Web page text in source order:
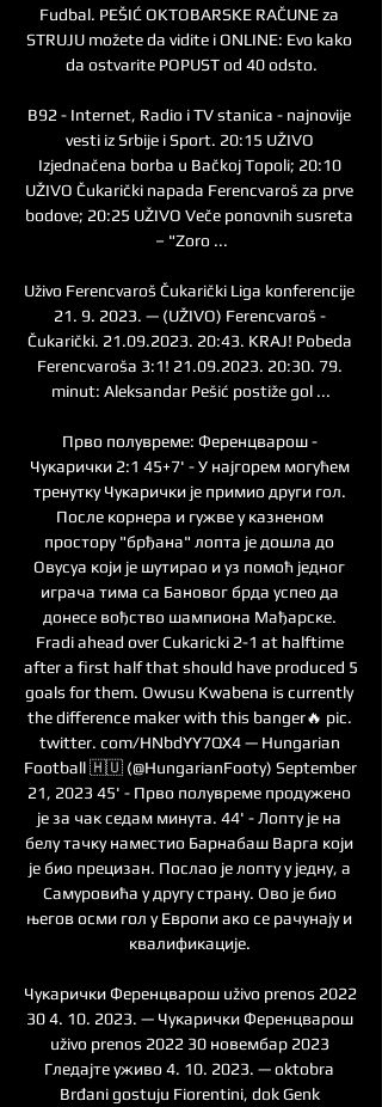
Fudbal. PEŠIĆ OKTOBARSKE RAČUNE za
STRUJU možete da vidite i ONLINE: Evo kako
da ostvarite POPUST od 40 odsto.
B92 - Internet, Radio i TV stanica - najnovije
vesti iz Srbije i Sport. 20:15 UŽIVO
Izjednačena borba u Bačkoj Topoli; 20:10
UŽIVO Čukarički napada Ferencvaroš za prve
bodove; 20:25 UŽIVO Veče ponovnih susreta
– "Zoro ...
Uživo Ferencvaroš Čukarički Liga konferencije
21. 9. 2023. — (UŽIVO) Ferencvaroš -
Čukarički. 21.09.2023. 20:43. KRAJ! Pobeda
Ferencvaroša 3:1! 21.09.2023. 20:30. 79.
minut: Aleksandar Pešić postiže gol ...
Прво полувреме: Ференцварош -
Чукарички 2:1 45+7' - У најгорем могућем
тренутку Чукарички је примио други гол.
После корнера и гужве у казненом
простору "брђана" лопта је дошла до
Овусуа који је шутирао и уз помоћ једног
играча тима са Бановог брда успео да
донесе вођство шампиона Мађарске.
Fradi ahead over Cukaricki 2-1 at halftime
after a first half that should have produced 5
goals for them. Owusu Kwabena is currently
the difference maker with this banger🔥 pic.
twitter. com/HNbdYY7QX4 — Hungarian
Football 🇭🇺 (@HungarianFooty) September
21, 2023 45' - Прво полувреме продужено
је за чак седам минута. 44' - Лопту је на
белу тачку наместио Барнабаш Варга који
је био прецизан. Послао је лопту у једну, а
Самуровића у другу страну. Ово је био
његов осми гол у Европи ако се рачунају и
квалификације.
Чукарички Ференцварош uživo prenos 2022
30 4. 10. 2023. — Чукарички Ференцварош
uživo prenos 2022 30 новембар 2023
Гледајте уживо 4. 10. 2023. — oktobra
Brđani gostuju Fiorentini, dok Genk